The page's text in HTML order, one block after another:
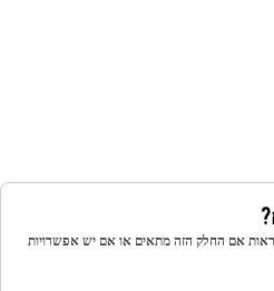
אם החלק הזה מתאים או אם יש אפשרויות